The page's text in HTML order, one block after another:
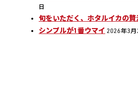
日
旬をいただく、ホタルイカの贅
シンプルが1番ウマイ 2026年3月